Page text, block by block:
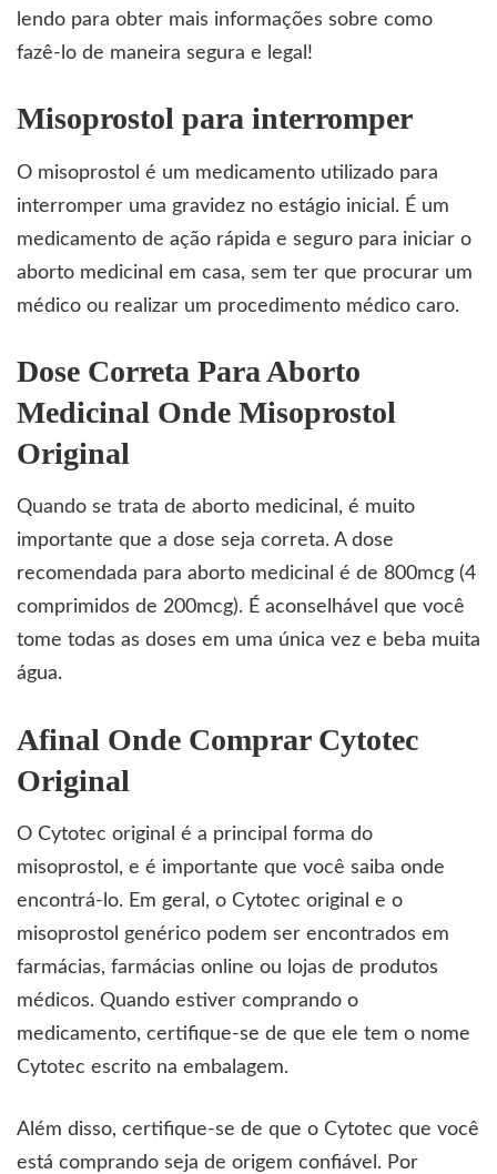
lendo para obter mais informações sobre como
fazê-lo de maneira segura e legal!
Misoprostol para interromper
O misoprostol é um medicamento utilizado para
interromper uma gravidez no estágio inicial. É um
medicamento de ação rápida e seguro para iniciar o
aborto medicinal em casa, sem ter que procurar um
médico ou realizar um procedimento médico caro.
Dose Correta Para Aborto
Medicinal Onde Misoprostol
Original
Quando se trata de aborto medicinal, é muito
importante que a dose seja correta. A dose
recomendada para aborto medicinal é de 800mcg (4
comprimidos de 200mcg). É aconselhável que você
tome todas as doses em uma única vez e beba muita
água.
Afinal Onde Comprar Cytotec
Original
O Cytotec original é a principal forma do
misoprostol, e é importante que você saiba onde
encontrá-lo. Em geral, o Cytotec original e o
misoprostol genérico podem ser encontrados em
farmácias, farmácias online ou lojas de produtos
médicos. Quando estiver comprando o
medicamento, certifique-se de que ele tem o nome
Cytotec escrito na embalagem.
Além disso, certifique-se de que o Cytotec que você
está comprando seja de origem confiável. Por